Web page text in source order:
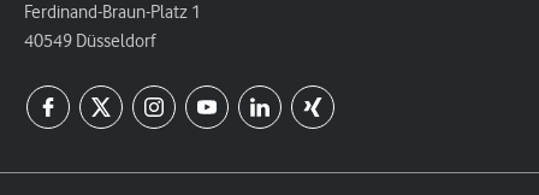
Ferdinand-Braun-Platz 1
40549 Düsseldorf